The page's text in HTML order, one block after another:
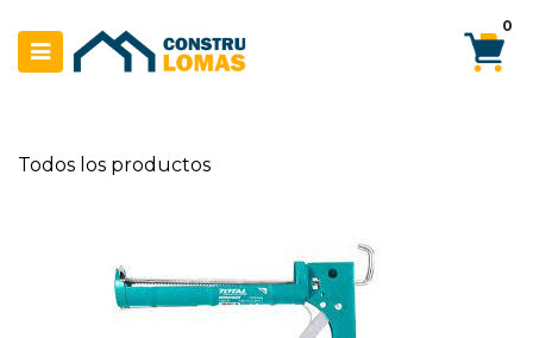
0
Todos los productos